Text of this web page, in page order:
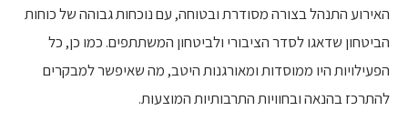
האירוע התנהל בצורה מסודרת ובטוחה, עם נוכחות גבוהה של כוחות
הביטחון שדאגו לסדר הציבורי ולביטחון המשתתפים. כמו כן, כל
הפעילויות היו ממוסדות ומאורגנות היטב, מה שאיפשר למבקרים
להתרכז בהנאה ובחוויות התרבותיות המוצעות.